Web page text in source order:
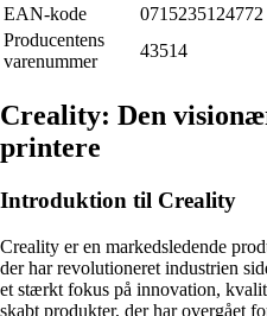
EAN-kode
0715235124772
Producentens
varenummer
43514
Creality: Den
printere
Introduktion til Creality
Creality er en markedsledende
der har revolutioneret industrien
et stærkt fokus på innovation,
skabt produkter, der har overgået